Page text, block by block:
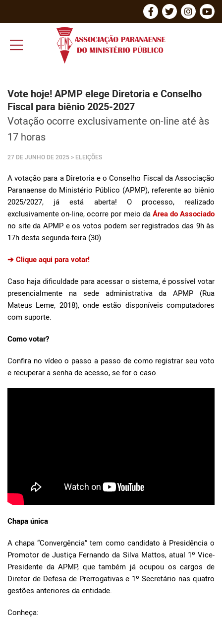
Vote hoje! APMP elege Diretoria e Conselho
Fiscal para biênio 2025-2027
Votação ocorre exclusivamente on-line até às
17 horas
27 DE JUNHO DE 2025 > ELEIÇÕES
A votação para a Diretoria e o Conselho Fiscal da Associação
Paranaense do Ministério Público (APMP), referente ao biênio
2025/2027, já está aberta! O processo, realizado
exclusivamente on-line, ocorre por meio da Área do Associado
no site da APMP e os votos podem ser registrados das 9h às
17h desta segunda-feira (30).
➔ Clique aqui para votar!
Caso haja dificuldade para acessar o sistema, é possível votar
presencialmente na sede administrativa da APMP (Rua
Mateus Leme, 2018), onde estão disponíveis computadores
com suporte.
Como votar?
Confira no vídeo o passo a passo de como registrar seu voto
e recuperar a senha de acesso, se for o caso.
Chapa única
A chapa “Convergência” tem como candidato à Presidência o
Promotor de Justiça Fernando da Silva Mattos, atual 1º Vice-
Presidente da APMP, que também já ocupou os cargos de
Diretor de Defesa de Prerrogativas e 1º Secretário nas quatro
gestões anteriores da entidade.
Conheça: